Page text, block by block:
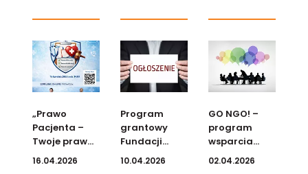
Konferencja „NGO
by pomóc Ci zacząć
działać bardziej
świadomie.
dla Seniora
klimatu dla
Krosna
Adaptacji do zmian
Krosna wraz z
przeprowadzeniem
działań partycypacji
społecznej oraz
działań budowania
społecznej w
zakresie adaptacji do
zmian klimatu oraz
„Prawo
Pacjenta –
Twoje prawa
w służbie
16.04.2026
Program
grantowy
Fundacji
ORLEN dla
10.04.2026
GO NGO! –
program
wsparcia
organizacji
02.04.2026